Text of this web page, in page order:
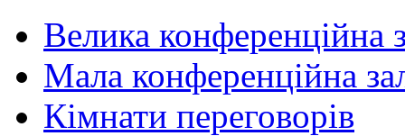
Велика конференційна
Мала конференційна
Кімнати переговорів